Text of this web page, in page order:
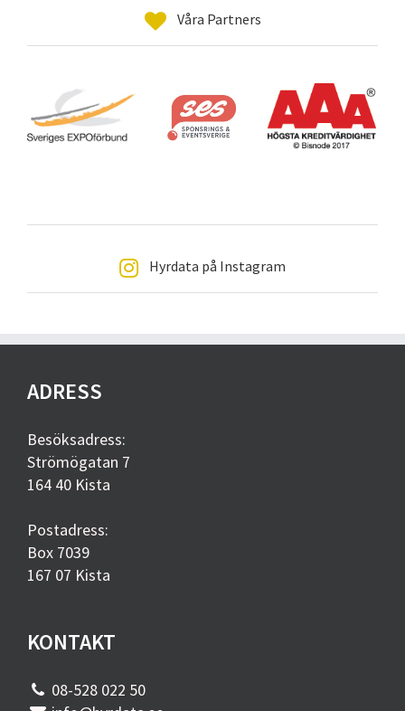
Våra Partners
Hyrdata på Instagram
ADRESS
Besöksadress:
Strömögatan 7
164 40 Kista
Postadress:
Box 7039
167 07 Kista
KONTAKT
08-528 022 50